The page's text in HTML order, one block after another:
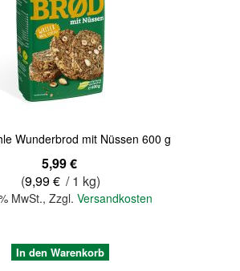
Wunderbrod mit Nüssen 600 g
5,99 €
(9,99 € / 1 kg)
MwSt., Zzgl. Versandkosten
In den Warenkorb